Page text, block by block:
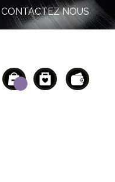
CONTACTEZ NOUS